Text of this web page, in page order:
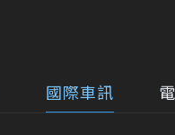
國際車訊